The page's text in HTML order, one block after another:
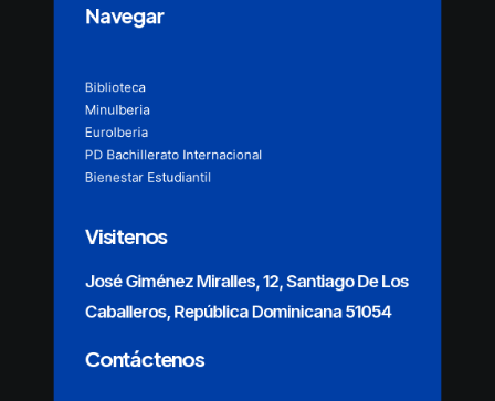
Navegar
Biblioteca
MinuIberia
EuroIberia
PD Bachillerato Internacional
Bienestar Estudiantil
Visitenos
José Giménez Miralles, 12, Santiago De Los
Caballeros, República Dominicana 51054
Contáctenos